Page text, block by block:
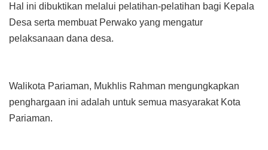
Hal ini dibuktikan melalui pelatihan-pelatihan bagi Kepala
Desa serta membuat Perwako yang mengatur
pelaksanaan dana desa.
Walikota Pariaman, Mukhlis Rahman mengungkapkan
penghargaan ini adalah untuk semua masyarakat Kota
Pariaman.